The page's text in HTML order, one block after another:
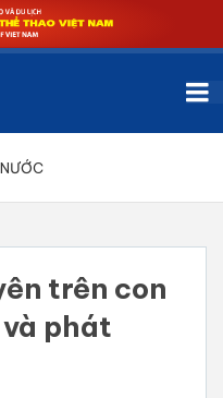
trên con
phát